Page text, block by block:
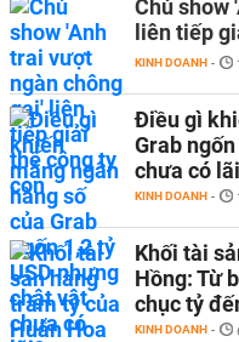
Chủ show
liên tiếp
KINH DOANH -
Điều gì
Grab
chưa có
KINH DOANH -
Khối tài
Hồng: Từ
chục tỷ
KINH DOANH -